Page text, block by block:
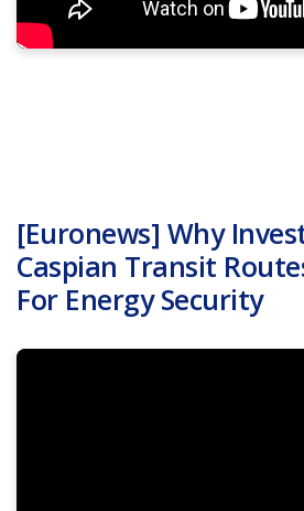
[Euronews] Why
Caspian Transit
For Energy Security